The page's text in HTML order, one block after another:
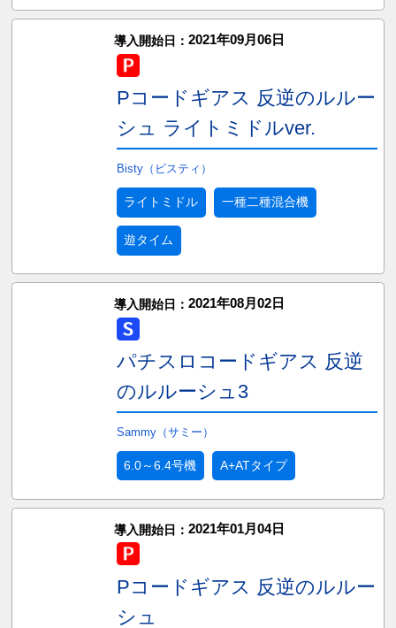
導入開始日： 2021年09月06日
Pコードギアス 反逆のルルー
シュ ライトミドルver.
Bisty（ビスティ）
ライトミドル 一種二種混合機
遊タイム
導入開始日： 2021年08月02日
パチスロコードギアス 反逆
のルルーシュ3
Sammy（サミー）
6.0～6.4号機 A+ATタイプ
導入開始日： 2021年01月04日
Pコードギアス 反逆のルルー
シュ